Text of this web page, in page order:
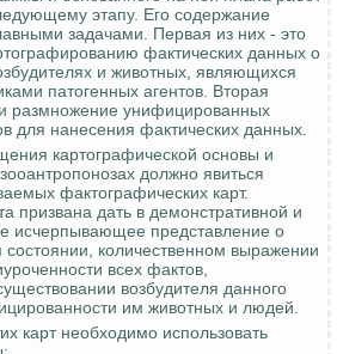
этапу. Его содержание
задачами. Первая из них - это
фактических данных о
и животных, являющихся
патогенных агентов. Вторая
размножение унифицированных
для нанесения фактических данных.
картографической основы и
зооантропонозах должно явиться
фактографических карт.
призвана дать в демонстративной и
исчерпывающее представление о
состоянии, количественном выражении
всех фактов,
возбудителя данного
им животных и людей.
карт необходимо использовать